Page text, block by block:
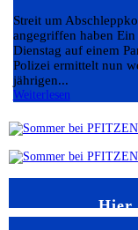
Streit um
angegriffen haben
Dienstag auf einem
Polizei ermittelt nun
jährigen...
Weiterlesen
Hier